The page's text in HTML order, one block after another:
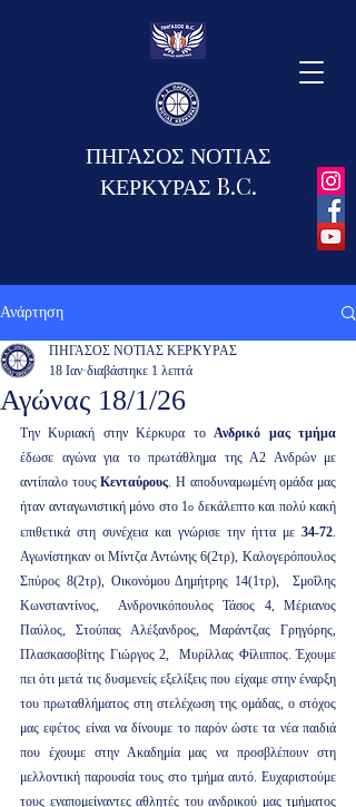
ΠΗΓΑΣΟΣ ΝΟΤΙΑΣ
ΚΕΡΚΥΡΑΣ B.C.
Ανάρτηση
Αγώνας 18/1/26
ΠΗΓΑΣΟΣ ΝΟΤΙΑΣ ΚΕΡΚΥΡΑΣ
18 Ιαν διαβάστηκε 1 λεπτά
Την Κυριακή στην Κέρκυρα το Ανδρικό μας τμήμα
έδωσε αγώνα για το πρωτάθλημα της Α2 Ανδρών με
αντίπαλο τους Κενταύρους. Η αποδυναμωμένη ομάδα μας
ήταν ανταγωνιστική μόνο στο 1ο δεκάλεπτο και πολύ κακή
επιθετικά στη συνέχεια και γνώρισε την ήττα με 34-72.
Αγωνίστηκαν οι Μίντζα Αντώνης 6(2τρ), Καλογερόπουλος
Σπύρος 8(2τρ), Οικονόμου Δημήτρης 14(1τρ),  Σμοΐλης
Κωνσταντίνος,  Ανδρονικόπουλος Τάσος 4, Μέριανος
Παύλος, Στούπας Αλέξανδρος, Μαράντζας Γρηγόρης,
Πλασκασοβίτης Γιώργος 2,  Μυρίλλας Φίλιππος. Έχουμε
πει ότι μετά τις δυσμενείς εξελίξεις που είχαμε στην έναρξη
του πρωταθλήματος στη στελέχωση της ομάδας, ο στόχος
μας εφέτος είναι να δίνουμε το παρόν ώστε τα νέα παιδιά
που έχουμε στην Ακαδημία μας να προσβλέπουν στη
μελλοντική παρουσία τους στο τμήμα αυτό. Ευχαριστούμε
τους εναπομείναντες αθλητές του ανδρικού μας τμήματος